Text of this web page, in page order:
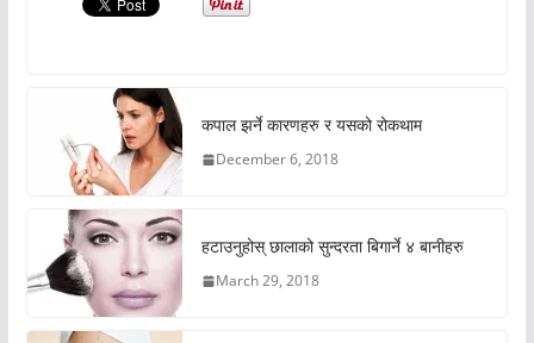
कपाल झर्ने कारणहरु र यसको रोकथाम
December 6, 2018
हटाउनुहोस् छालाको सुन्दरता बिगार्ने ४ बानीहरु
March 29, 2018